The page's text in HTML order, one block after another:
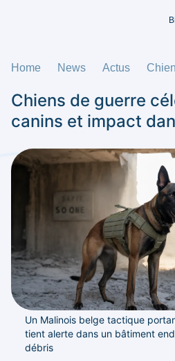
Home News Actus
Chiens de guerre
canins et impact
Un Malinois belge tactique
tient alerte dans un bâtiment
débris